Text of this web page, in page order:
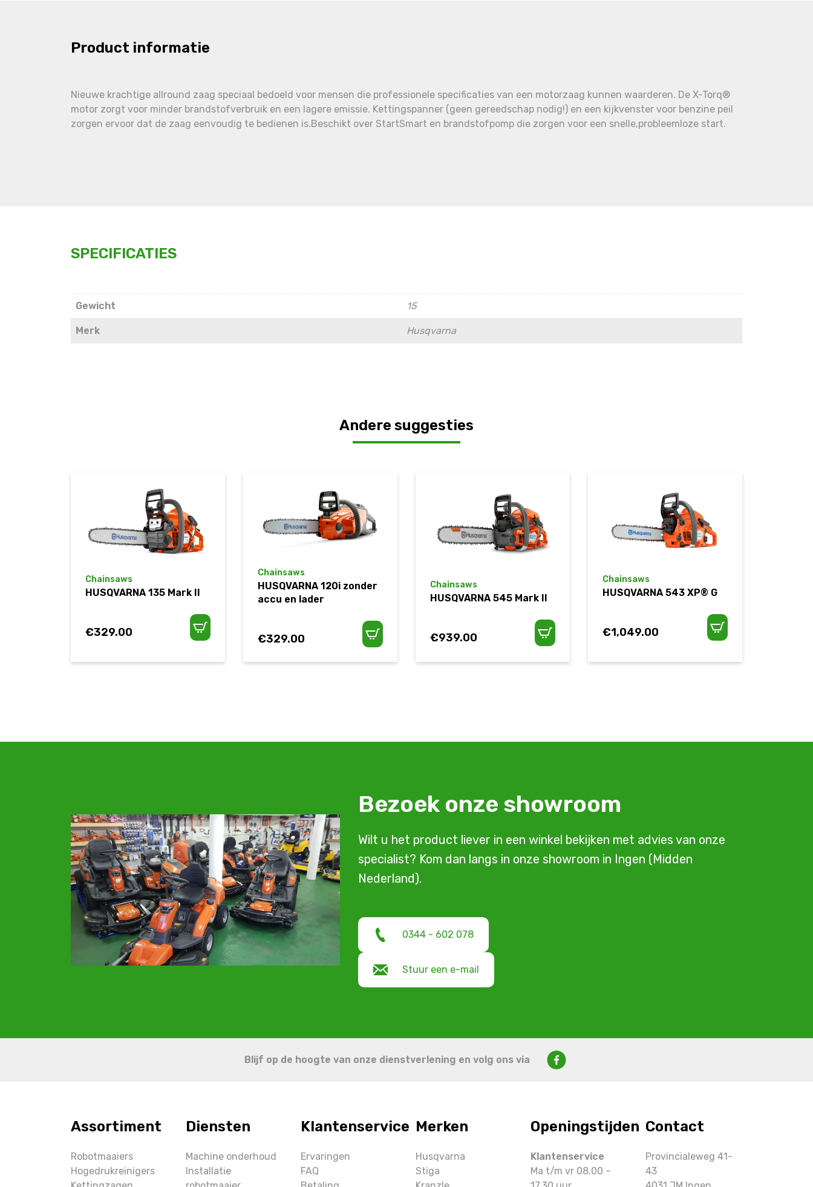
Product informatie
Nieuwe krachtige allround zaag speciaal bedoeld voor mensen die professionele specificaties van een motorzaag kunnen waarderen. De X-Torq®
motor zorgt voor minder brandstofverbruik en een lagere emissie. Kettingspanner (geen gereedschap nodig!) en een kijkvenster voor benzine peil
zorgen ervoor dat de zaag eenvoudig te bedienen is.Beschikt over StartSmart en brandstofpomp die zorgen voor een snelle,probleemloze start.
SPECIFICATIES
Gewicht 15
Merk Husqvarna
Andere suggesties
Chainsaws
HUSQVARNA 135 Mark II
€329.00
Chainsaws
HUSQVARNA 120i zonder
accu en lader
€329.00
Chainsaws
HUSQVARNA 545 Mark II
€939.00
Chainsaws
HUSQVARNA 543 XP® G
€1,049.00
Bezoek onze showroom
Wilt u het product liever in een winkel bekijken met advies van onze
specialist? Kom dan langs in onze showroom in Ingen (Midden
Nederland).
0344 - 602 078
Stuur een e-mail
Blijf op de hoogte van onze dienstverlening en volg ons via
Assortiment
Robotmaaiers
Hogedrukreinigers
Diensten
Machine onderhoud
Installatie
Klantenservice
Ervaringen
FAQ
Merken
Husqvarna
Stiga
Openingstijden
Klantenservice
Ma t/m vr 08.00 –
Contact
Provincialeweg 41-
43